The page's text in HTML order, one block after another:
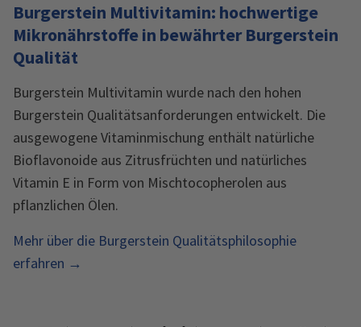
Burgerstein Multivitamin: hochwertige
Mikronährstoffe in bewährter Burgerstein
Qualität
Burgerstein Multivitamin wurde nach den hohen
Burgerstein Qualitätsanforderungen entwickelt. Die
ausgewogene Vitaminmischung enthält natürliche
Bioflavonoide aus Zitrusfrüchten und natürliches
Vitamin E in Form von Mischtocopherolen aus
pflanzlichen Ölen.
Mehr über die Burgerstein Qualitätsphilosophie
erfahren →